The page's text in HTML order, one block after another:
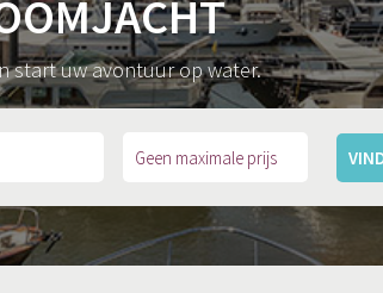
start uw avontuur op water.